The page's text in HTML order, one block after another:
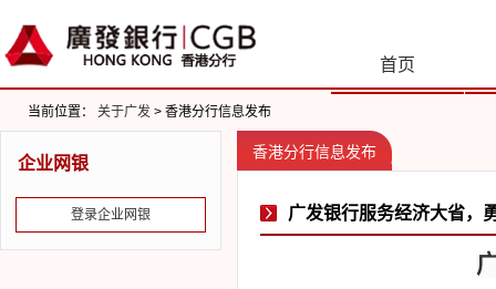
首页
当前位置： 关于广发 > 香港分行信息发布
企业网银
登录企业网银
香港分行信息发布
广发银行服务经济大省，